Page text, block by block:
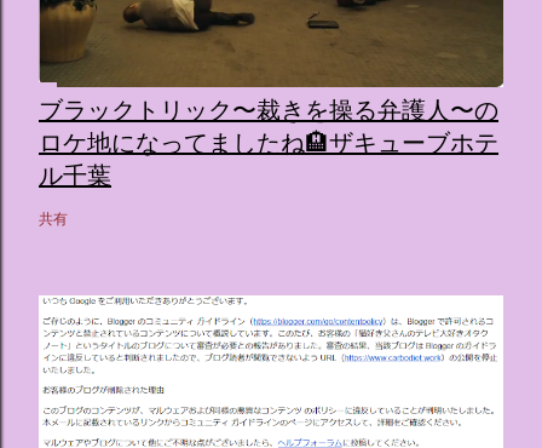
ブラックトリック〜裁きを操る弁護人〜の
ロケ地になってましたね🏨ザキューブホテ
ル千葉
共有